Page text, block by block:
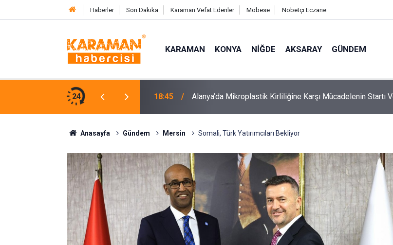
Haberler Son Dakika Karaman Vefat Edenler Mobese Nöbetçi Eczane
KARAMAN KONYA NIĞDE AKSARAY GÜNDEM
24
Mücadelenin Startı Verildi 17:58 Pasajda Ölü Bulunan Eyüp Can Davası Sürüyor
Anasayfa Gündem Mersin Somali, Türk Yatırımcıları Bekliyor